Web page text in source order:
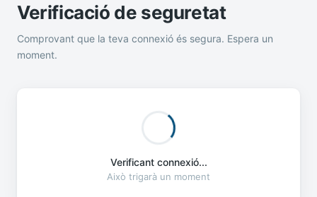
Verificació de seguretat
Comprovant que la teva connexió és segura. Espera un
moment.
Verificant connexió...
Això trigarà un moment